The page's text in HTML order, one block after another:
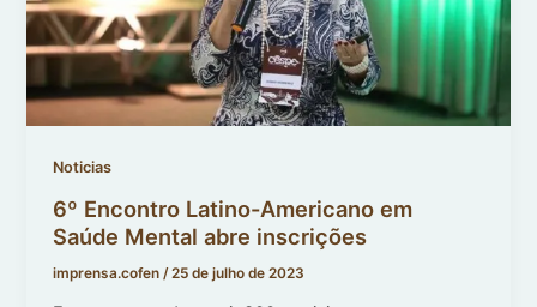
Noticias
6º Encontro Latino-Americano em
Saúde Mental abre inscrições
imprensa.cofen/25 de julho de 2023